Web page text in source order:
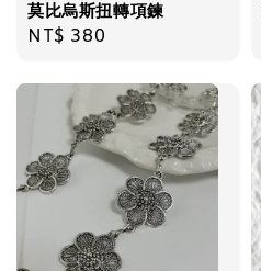
莫比烏斯扭轉項鍊
Regular
NT$ 380